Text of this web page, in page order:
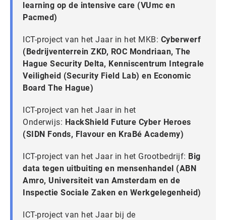
learning op de intensive care (VUmc en
Pacmed)
ICT-project van het Jaar in het MKB: Cyberwerf
(Bedrijventerrein ZKD, ROC Mondriaan, The
Hague Security Delta, Kenniscentrum Integrale
Veiligheid (Security Field Lab) en Economic
Board The Hague)
ICT-project van het Jaar in het
Onderwijs: HackShield Future Cyber Heroes
(SIDN Fonds, Flavour en KraBé Academy)
ICT-project van het Jaar in het Grootbedrijf: Big
data tegen uitbuiting en mensenhandel (ABN
Amro, Universiteit van Amsterdam en de
Inspectie Sociale Zaken en Werkgelegenheid)
ICT-project van het Jaar bij de